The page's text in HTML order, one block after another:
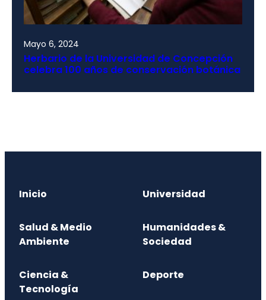
Mayo 6, 2024
Herbario de la Universidad de Concepción
celebra 100 años de conservación botánica
Inicio Universidad
Salud & Medio
Ambiente
Humanidades &
Sociedad
Ciencia &
Tecnología
Deporte